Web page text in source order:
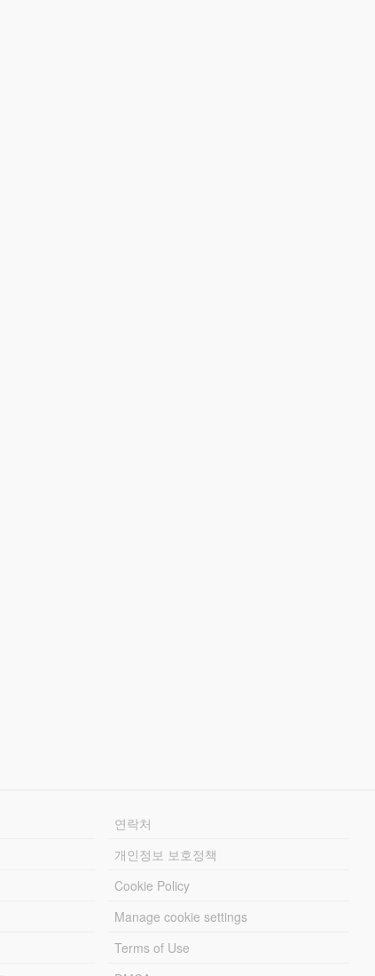
연락처
개인정보 보호정책
Cookie Policy
Manage cookie settings
Terms of Use